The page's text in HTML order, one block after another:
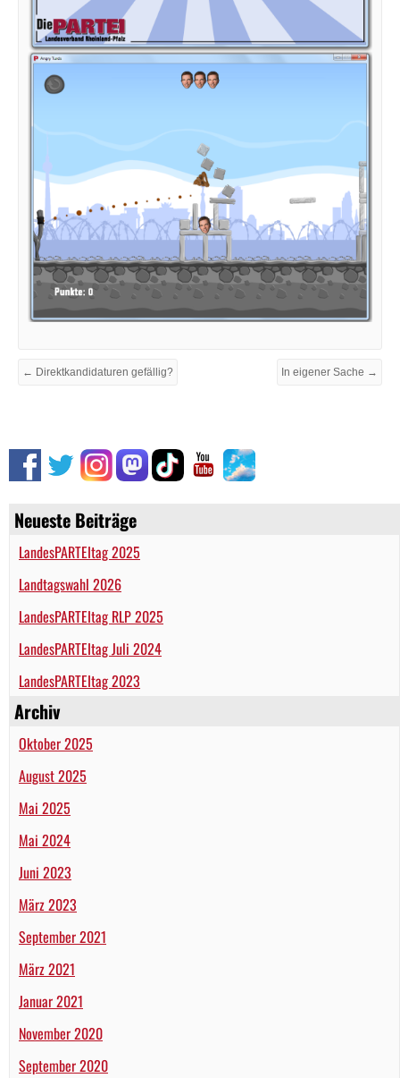
Neueste Beiträge
LandesPARTEItag 2025
Landtagswahl 2026
LandesPARTEItag RLP 2025
LandesPARTEItag Juli 2024
LandesPARTEItag 2023
Archiv
Oktober 2025
August 2025
Mai 2025
Mai 2024
Juni 2023
März 2023
September 2021
März 2021
Januar 2021
November 2020
September 2020
← Direktkandidaturen gefällig? In eigener Sache →